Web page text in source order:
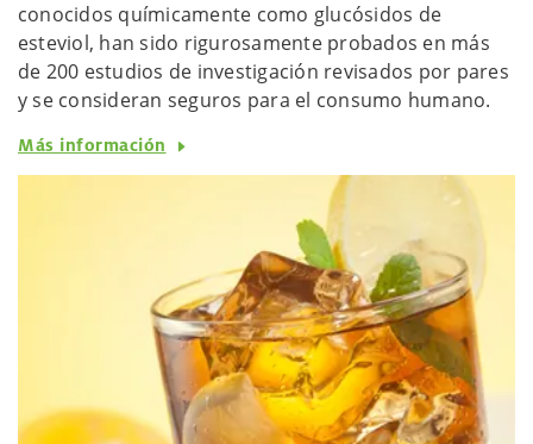
conocidos químicamente como glucósidos de
esteviol, han sido rigurosamente probados en más
de 200 estudios de investigación revisados por pares
y se consideran seguros para el consumo humano.
Más información